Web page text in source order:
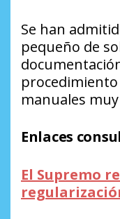
Se han
pequeño de
manuales
Enlaces
El Supremo